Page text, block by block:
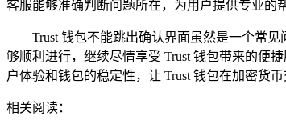
客服能够准确判断问题所在，为用户提供专业的
Trust 钱包不能跳出确认界面虽然是一个常
够顺利进行，继续尽情享受 Trust 钱包带来的便
户体验和钱包的稳定性，让 Trust 钱包在加密货
相关阅读：